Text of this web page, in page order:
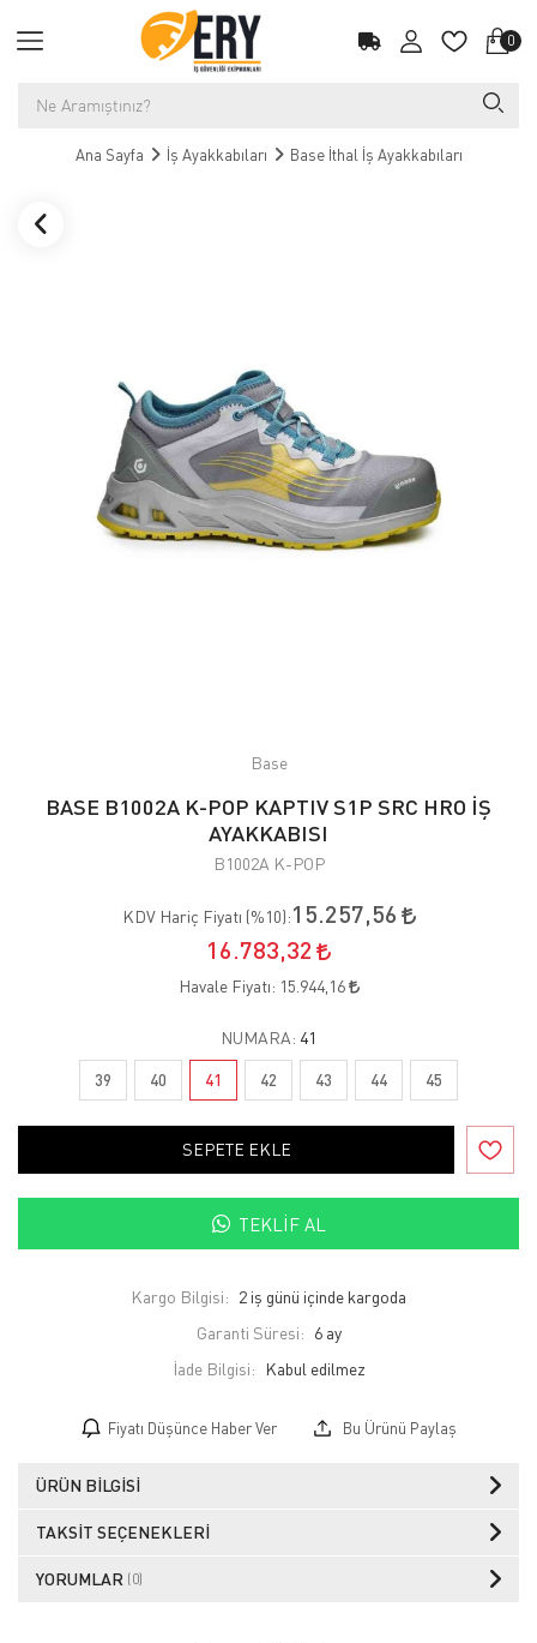
0
Ana Sayfa İş Ayakkabıları Base İthal İş Ayakkabıları
Base
BASE B1002A K-POP KAPTIV S1P SRC HRO İŞ
AYAKKABISI
B1002A K-POP
KDV Hariç Fiyatı (%10):15.257,56
16.783,32
Havale Fiyatı: 15.944,16
NUMARA: 41
39 40 41 42 43 44 45
SEPETE EKLE
TEKLIF AL
Kargo Bilgisi: 2 iş günü içinde kargoda
Garanti Süresi: 6 ay
İade Bilgisi:
Fiyatı Düşünce Haber Ver Bu Ürünü Paylaş
ÜRÜN BILGISI
TAKSIT SEÇENEKLERI
YORUMLAR (0)